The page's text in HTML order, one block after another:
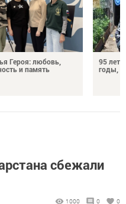
Героя: любовь,
и память
95 лет
годы,
сбежали
1000 0 0